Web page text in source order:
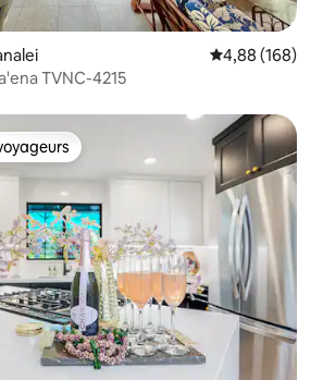
Évaluation
4,88 (168)
TVNC-4215
les plus appréciés